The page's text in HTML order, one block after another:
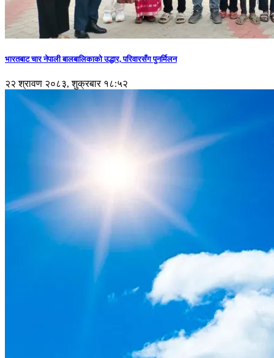
भारतबाट चार नेपाली बालबालिकाको उद्धार, परिवारसँग पुनर्मिलन
२२ श्रावण २०८३, शुक्रबार १८:५२